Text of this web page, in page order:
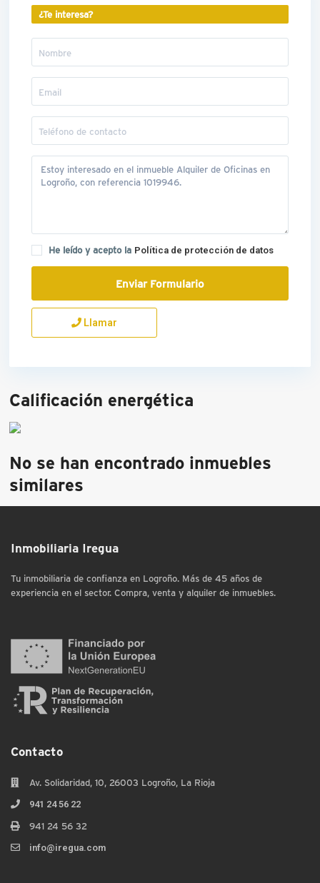
¿Te interesa?
He leído y acepto la Política de protección de datos
Llamar
Calificación energética
No se han encontrado inmuebles
similares
Inmobiliaria Iregua
Tu inmobiliaria de confianza en Logroño. Más de 45 años de
experiencia en el sector. Compra, venta y alquiler de inmuebles.
Contacto
Av. Solidaridad, 10, 26003 Logroño, La Rioja
941 24 56 22
941 24 56 32
info@iregua.com